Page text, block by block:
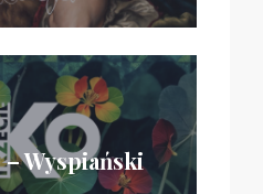
Wyspiański